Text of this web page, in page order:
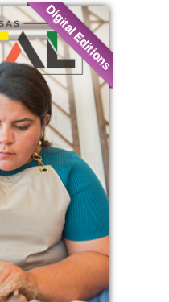
Digital Editions